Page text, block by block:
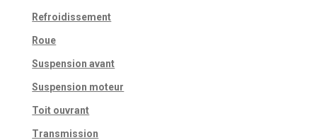
Refroidissement
Roue
Suspension avant
Suspension moteur
Toit ouvrant
Transmission